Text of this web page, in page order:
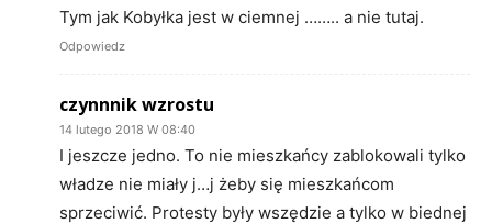
Tym jak Kobyłka jest w ciemnej …….. a nie tutaj.
Odpowiedz
czynnnik wzrostu
14 lutego 2018 W 08:40
I jeszcze jedno. To nie mieszkańcy zablokowali tylko
władze nie miały j…j żeby się mieszkańcom
sprzeciwić. Protesty były wszędzie a tylko w biednej